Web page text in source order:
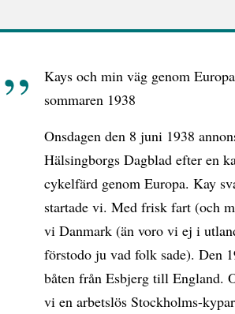
Kays och min väg genom
sommaren 1938
Onsdagen den 8 juni 1938
Hälsingborgs Dagblad efter en
cykelfärd genom Europa. Kay
startade vi. Med frisk fart (och
vi Danmark (än voro vi ej i
förstodo ju vad folk sade). Den
båten från Esbjerg till England.
vi en arbetslös Stockholms-